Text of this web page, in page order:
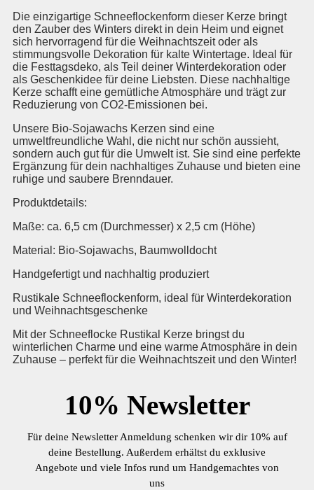
Die einzigartige Schneeflockenform dieser Kerze bringt
den Zauber des Winters direkt in dein Heim und eignet
sich hervorragend für die Weihnachtszeit oder als
stimmungsvolle Dekoration für kalte Wintertage. Ideal für
die Festtagsdeko, als Teil deiner Winterdekoration oder
als Geschenkidee für deine Liebsten. Diese nachhaltige
Kerze schafft eine gemütliche Atmosphäre und trägt zur
Reduzierung von CO2-Emissionen bei.
Unsere Bio-Sojawachs Kerzen sind eine
umweltfreundliche Wahl, die nicht nur schön aussieht,
sondern auch gut für die Umwelt ist. Sie sind eine perfekte
Ergänzung für dein nachhaltiges Zuhause und bieten eine
ruhige und saubere Brenndauer.
Produktdetails:
Maße: ca. 6,5 cm (Durchmesser) x 2,5 cm (Höhe)
Material: Bio-Sojawachs, Baumwolldocht
Handgefertigt und nachhaltig produziert
Rustikale Schneeflockenform, ideal für Winterdekoration
und Weihnachtsgeschenke
Mit der Schneeflocke Rustikal Kerze bringst du
winterlichen Charme und eine warme Atmosphäre in dein
Zuhause – perfekt für die Weihnachtszeit und den Winter!
10% Newsletter
Für deine Newsletter Anmeldung schenken wir dir 10% auf
deine Bestellung. Außerdem erhältst du exklusive
Angebote und viele Infos rund um Handgemachtes von
uns